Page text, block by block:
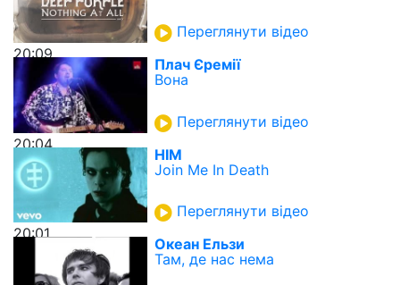
20:09
Переглянути відео
20:04
Плач Єремії
Вона
Переглянути відео
20:01
HIM
Join Me In Death
Переглянути відео
Океан Ельзи
Там, де нас нема